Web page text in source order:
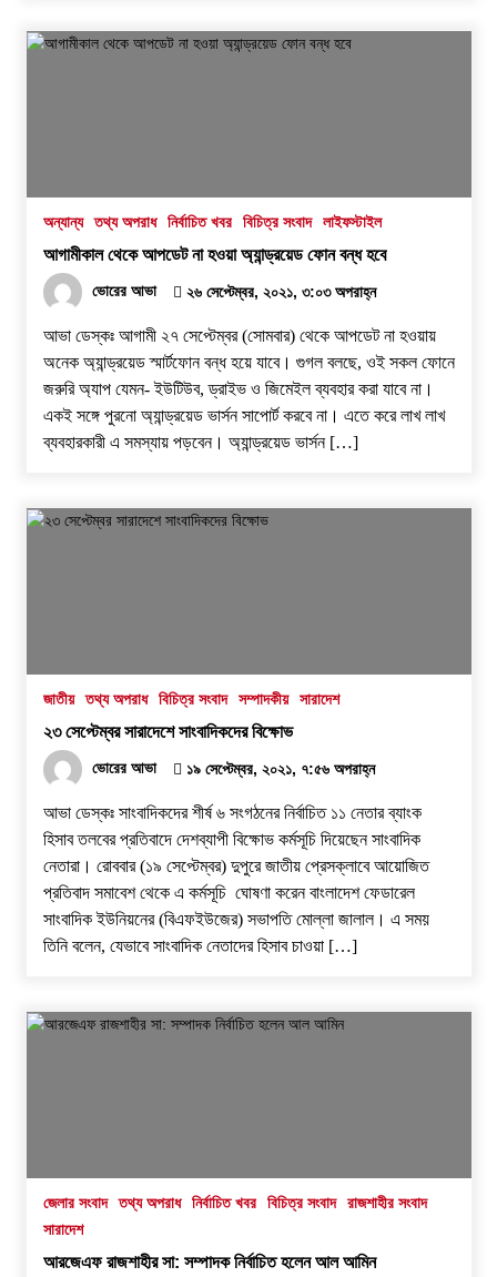
অন্যান্য তথ্য অপরাধ নির্বাচিত খবর বিচিত্র সংবাদ লাইফস্টাইল
আগামীকাল থেকে আপডেট না হওয়া অ্যান্ড্রয়েড ফোন বন্ধ হবে
ভোরের আভা ২৬ সেপ্টেম্বর, ২০২১, ৩:০৩ অপরাহ্ন
আভা ডেস্কঃ আগামী ২৭ সেপ্টেম্বর (সোমবার) থেকে আপডেট না হওয়ায়
অনেক অ্যান্ড্রয়েড স্মার্টফোন বন্ধ হয়ে যাবে। গুগল বলছে, ওই সকল ফোনে
জরুরি অ্যাপ যেমন- ইউটিউব, ড্রাইভ ও জিমেইল ব্যবহার করা যাবে না।
একই সঙ্গে পুরনো অ্যান্ড্রয়েড ভার্সন সাপোর্ট করবে না। এতে করে লাখ লাখ
ব্যবহারকারী এ সমস্যায় পড়বেন। অ্যান্ড্রয়েড ভার্সন […]
জাতীয় তথ্য অপরাধ বিচিত্র সংবাদ সম্পাদকীয় সারাদেশ
২৩ সেপ্টেম্বর সারাদেশে সাংবাদিকদের বিক্ষোভ
ভোরের আভা ১৯ সেপ্টেম্বর, ২০২১, ৭:৫৬ অপরাহ্ন
আভা ডেস্কঃ সাংবাদিকদের শীর্ষ ৬ সংগঠনের নির্বাচিত ১১ নেতার ব্যাংক
হিসাব তলবের প্রতিবাদে দেশব্যাপী বিক্ষোভ কর্মসূচি দিয়েছেন সাংবাদিক
নেতারা। রোববার (১৯ সেপ্টেম্বর) দুপুরে জাতীয় প্রেসক্লাবে আয়োজিত
প্রতিবাদ সমাবেশ থেকে এ কর্মসূচি ঘোষণা করেন বাংলাদেশ ফেডারেল
সাংবাদিক ইউনিয়নের (বিএফইউজের) সভাপতি মোল্লা জালাল। এ সময়
তিনি বলেন, যেভাবে সাংবাদিক নেতাদের হিসাব চাওয়া […]
জেলার সংবাদ তথ্য অপরাধ নির্বাচিত খবর বিচিত্র সংবাদ
রাজশাহীর সংবাদ
সারাদেশ
আরজেএফ রাজশাহীর সা: সম্পাদক নির্বাচিত হলেন আল আমিন